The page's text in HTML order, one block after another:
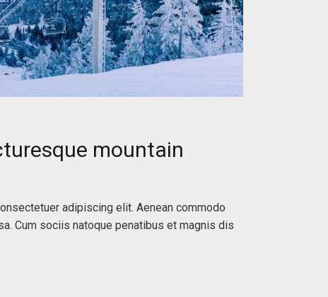
mountain
adipiscing elit. Aenean commodo
Cum sociis natoque penatibus et magnis dis